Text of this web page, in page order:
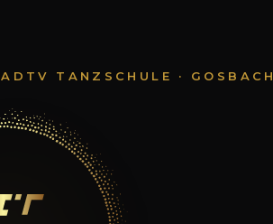
ADTV TANZSCHULE · GOSBACH